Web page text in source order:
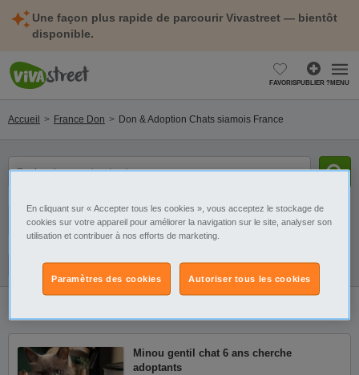
Une façon plus rapide de parcourir Vivastreet — bientôt
disponible.
FAVORISPUBLIER ?MENU
Accueil France Don Don & Adoption Chats siamois France
Catégorie Sélectionnez la localisation
Galerie Alerte
Minou gentil chat 6 ans cherche
adoptants
En cliquant sur « Accepter tous les cookies », vous acceptez le stockage de
cookies sur votre appareil pour améliorer la navigation sur le site, analyser son
utilisation et contribuer à nos efforts de marketing.
Autoriser tous les cookies
Paramètres des cookies